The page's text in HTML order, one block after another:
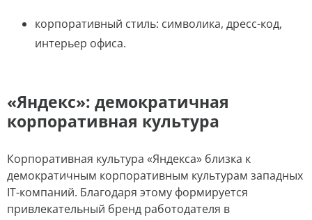
корпоративный стиль: символика, дресс-код,
интерьер офиса.
«Яндекс»: демократичная
корпоративная культура
Корпоративная культура «Яндекса» близка к
демократичным корпоративным культурам западных
IT-компаний. Благодаря этому формируется
привлекательный бренд работодателя в